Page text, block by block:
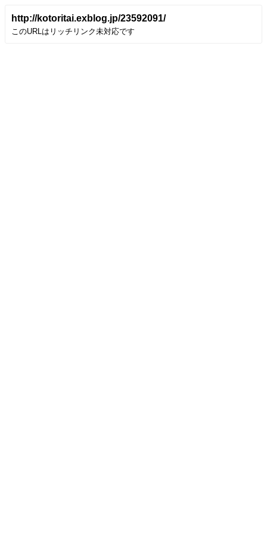
http://kotoritai.exblog.jp/23592091/
このURLはリッチリンク未対応です